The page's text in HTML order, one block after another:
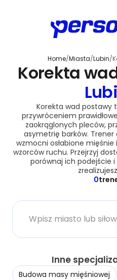
Home/Miasta/Lubin/
Korekta
Korekta wad postawy
przywróceniem
zaokrąglonych pleców,
asymetrię barków.
wzmocni osłabione mięśnie
wzorców ruchu. Przejrzyj
porównaj ich podejście
0
Miasto lub siłownia
Inne
Budowa masy mięśniowej